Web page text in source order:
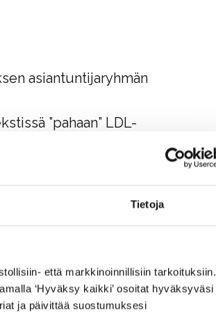
Tietoja
että markkinoinnillisiin tarkoituksiin.
‘Hyväksy kaikki’ osoitat hyväksyväsi
ja päivittää suostumuksesi
asiantuntijaryhmän
”pahaan” LDL-
alentamaan
tarkoittavat?